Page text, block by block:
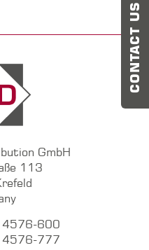
GmbH
113
600
777
CONTACT US